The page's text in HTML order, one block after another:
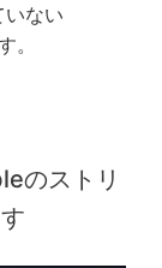
ない
。
のストリ